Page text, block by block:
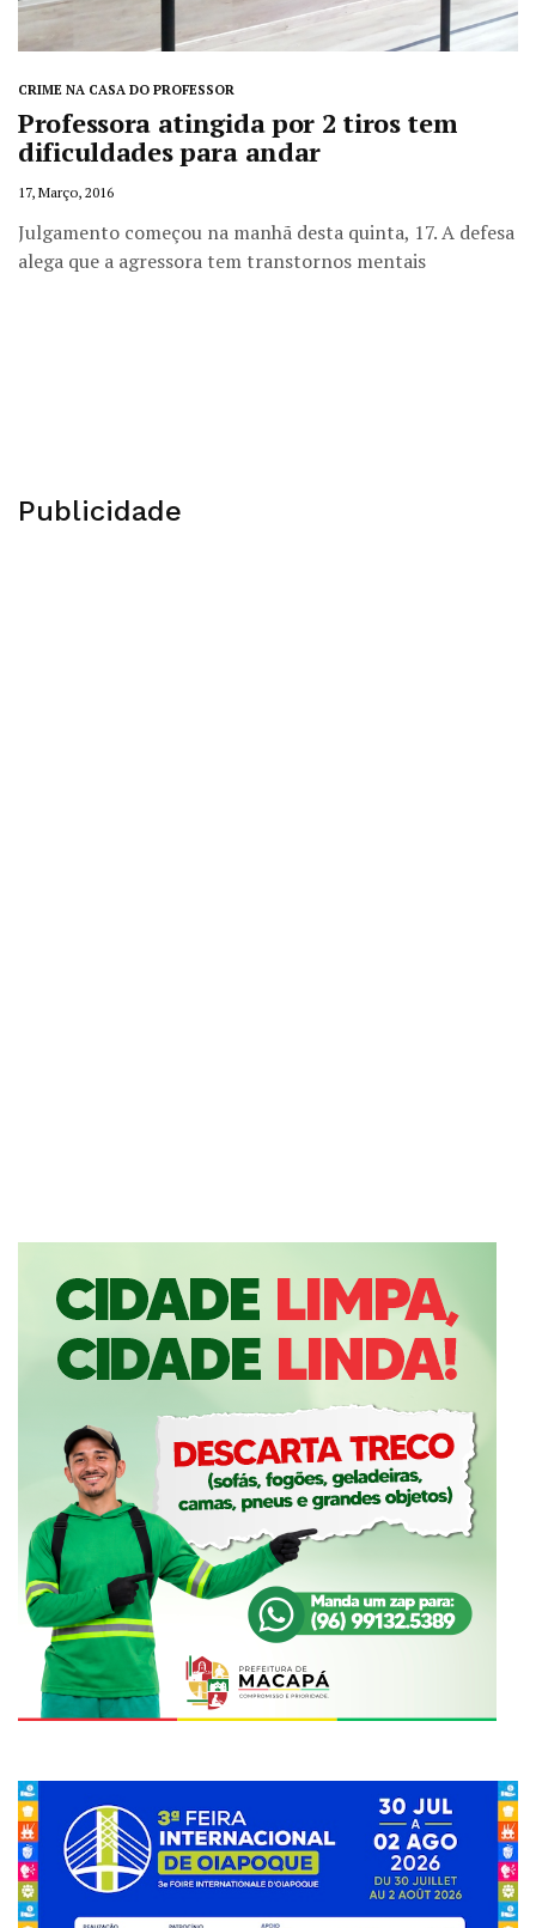
CRIME NA CASA DO PROFESSOR
Professora atingida por 2 tiros tem
dificuldades para andar
17, Março, 2016
Julgamento começou na manhã desta quinta, 17. A defesa
alega que a agressora tem transtornos mentais
Publicidade